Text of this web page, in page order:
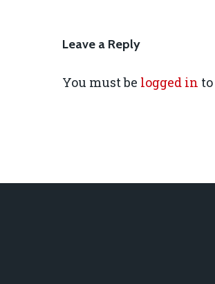
Leave a Reply
You must be logged in